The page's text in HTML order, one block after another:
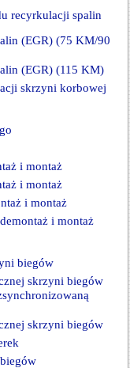
recyrkulacji spalin
(EGR) (75 KM/90
(EGR) (115 KM)
skrzyni korbowej
i montaż
i montaż
i montaż
i montaż
biegów
skrzyni biegów
skrzyni biegów